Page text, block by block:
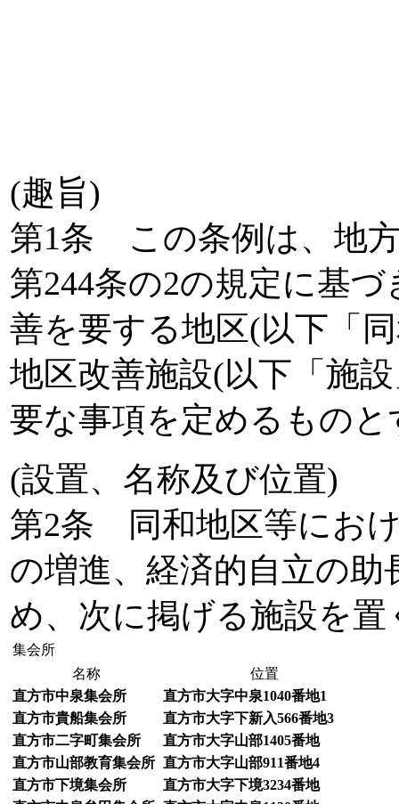
(趣旨)
第1条 この条例は、地
第244条の2の規定に基
善を要する地区(以下「
地区改善施設(以下「施
要な事項を定めるものと
(設置、名称及び位置)
第2条 同和地区等にお
の増進、経済的自立の
め、次に掲げる施設を置
集会所
名称
位置
直方市中泉集会所
直方市大字中泉1040番地1
直方市貴船集会所
直方市大字下新入566番地3
直方市二字町集会所
直方市大字山部1405番地
直方市山部教育集会所 直方市大字山部911番地4
直方市下境集会所
直方市大字下境3234番地